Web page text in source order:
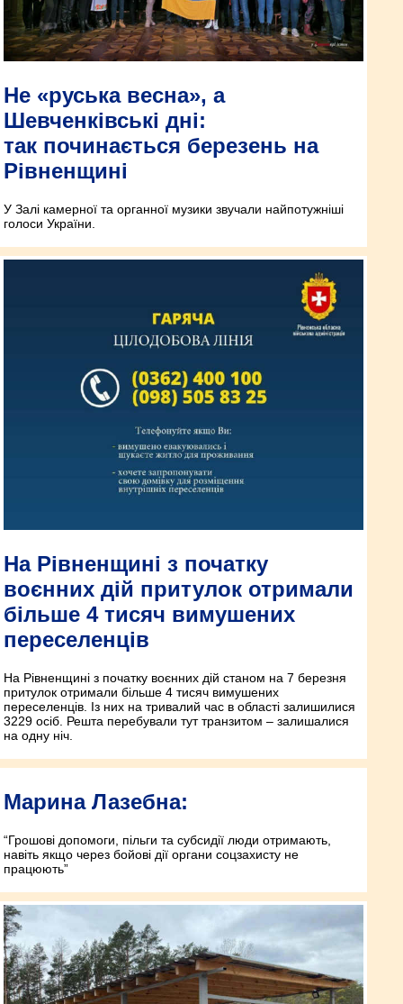
Не «руська весна», а
Шевченківські дні:
так починається березень на
Рівненщині
У Залі камерної та органної музики звучали найпотужніші
голоси України.
На Рівненщині з початку
воєнних дій притулок отримали
більше 4 тисяч вимушених
переселенців
На Рівненщині з початку воєнних дій станом на 7 березня
притулок отримали більше 4 тисяч вимушених
переселенців. Із них на тривалий час в області залишилися
3229 осіб. Решта перебували тут транзитом – залишалися
на одну ніч.
Марина Лазебна:
“Грошові допомоги, пільги та субсидії люди отримають,
навіть якщо через бойові дії органи соцзахисту не
працюють”